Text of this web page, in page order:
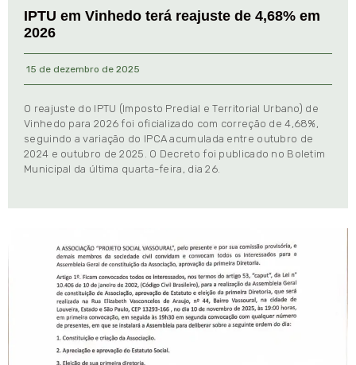
IPTU em Vinhedo terá reajuste de 4,68% em
2026
15 de dezembro de 2025
O reajuste do IPTU (Imposto Predial e Territorial Urbano) de
Vinhedo para 2026 foi oficializado com correção de 4,68%,
seguindo a variação do IPCA acumulada entre outubro de
2024 e outubro de 2025. O Decreto foi publicado no Boletim
Municipal da última quarta-feira, dia 26.